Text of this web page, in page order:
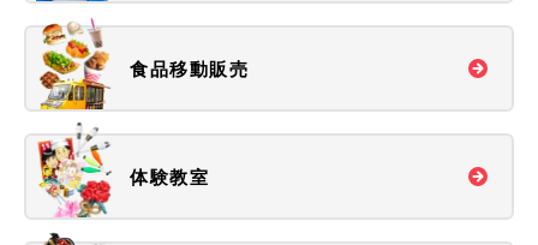
食品移動販売
体験教室